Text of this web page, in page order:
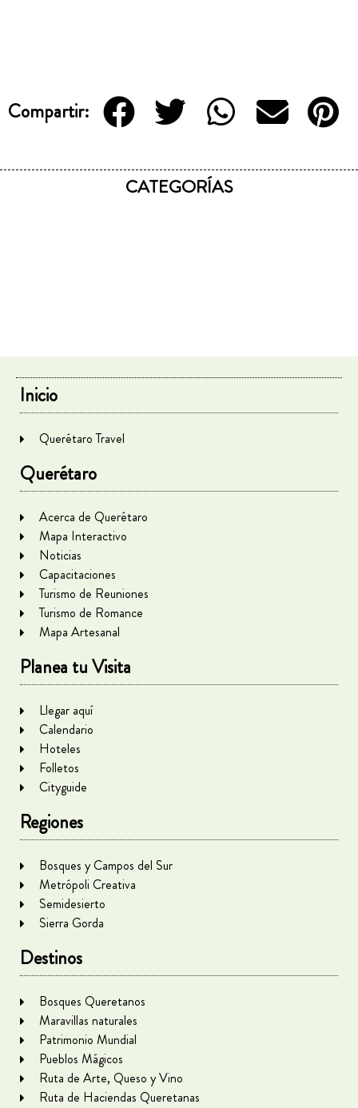
Compartir:
CATEGORÍAS
Inicio
Querétaro Travel
Querétaro
Acerca de Querétaro
Mapa Interactivo
Noticias
Capacitaciones
Turismo de Reuniones
Turismo de Romance
Mapa Artesanal
Planea tu Visita
Llegar aquí
Calendario
Hoteles
Folletos
Cityguide
Regiones
Bosques y Campos del Sur
Metrópoli Creativa
Semidesierto
Sierra Gorda
Destinos
Bosques Queretanos
Maravillas naturales
Patrimonio Mundial
Pueblos Mágicos
Ruta de Arte, Queso y Vino
Ruta de Haciendas Queretanas